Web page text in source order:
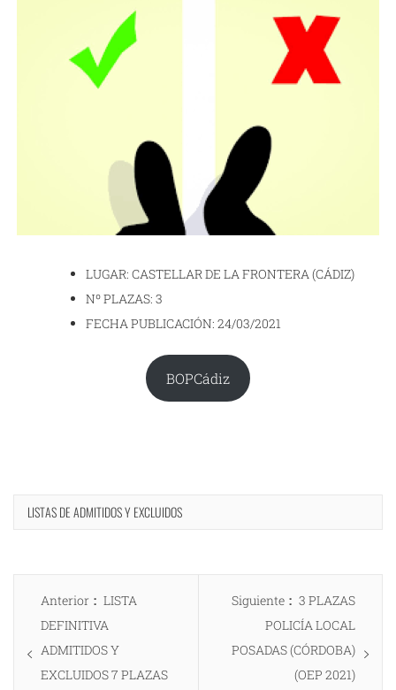
LUGAR: CASTELLAR DE LA FRONTERA (CÁDIZ)
Nº PLAZAS: 3
FECHA PUBLICACIÓN: 24/03/2021
BOPCádiz
LISTAS DE ADMITIDOS Y EXCLUIDOS
Navegación
entradas
Anterior
Entrada
anterior:
LISTA
DEFINITIVA
ADMITIDOS Y
EXCLUIDOS 7 PLAZAS
Siguiente
Entrada
siguiente:
3 PLAZAS
POLICÍA LOCAL
POSADAS (CÓRDOBA)
(OEP 2021)